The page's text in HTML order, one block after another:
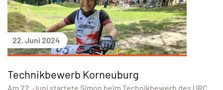
22. Juni 2024
Technikbewerb Korneuburg
Am 22. Juni startete Simon beim Technikbewerb des URC